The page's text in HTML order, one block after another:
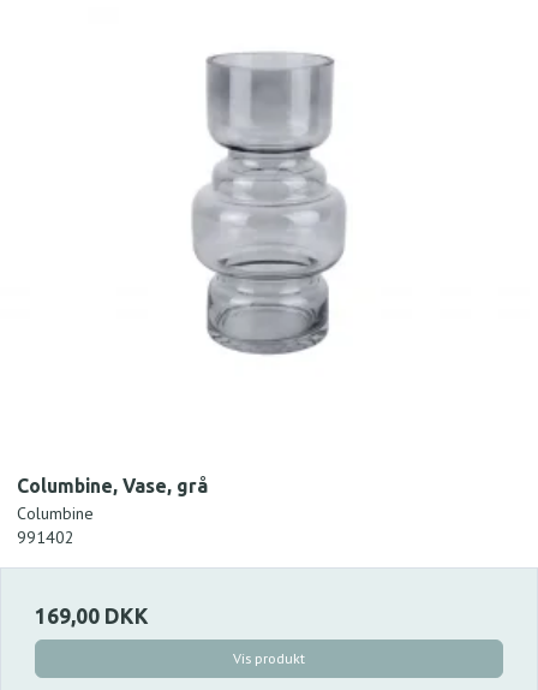
Columbine, Vase, grå
Columbine
991402
169,00 DKK
Vis produkt